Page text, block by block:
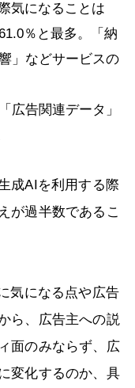
気になることは
％と最多。「納
」などサービスの
広告関連データ」
成AIを利用する際
が過半数であるこ
気になる点や広告
ら、広告主への説
面のみならず、広
変化するのか、具